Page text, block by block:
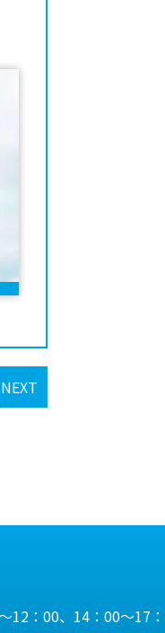
NEXT
12：00、14：00～17